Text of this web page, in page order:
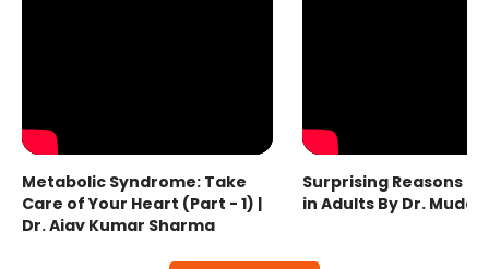
Metabolic Syndrome: Take
Care of Your Heart (Part - 1) |
Dr. Ajay Kumar Sharma
Surprising Reasons
in Adults By Dr.